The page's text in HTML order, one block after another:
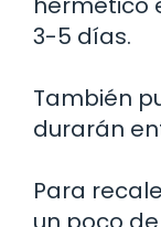
3-5 días.
También
durarán
Para